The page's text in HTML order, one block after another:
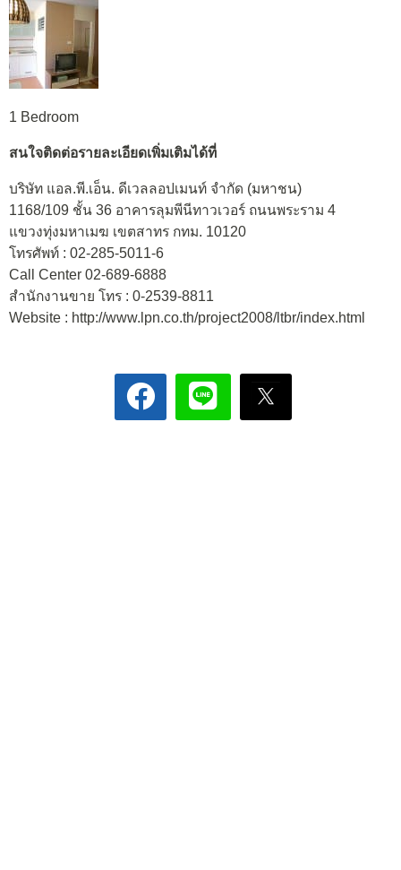
1 Bedroom
สนใจติดต่อรายละเอียดเพิ่มเติมได้ที่
บริษัท แอล.พี.เอ็น. ดีเวลลอปเมนท์ จำกัด (มหาชน)
1168/109 ชั้น 36 อาคารลุมพีนีทาวเวอร์ ถนนพระราม 4
แขวงทุ่งมหาเมฆ เขตสาทร กทม. 10120
โทรศัพท์ : 02-285-5011-6
Call Center 02-689-6888
สำนักงานขาย โทร : 0-2539-8811
Website : http://www.lpn.co.th/project2008/ltbr/index.html